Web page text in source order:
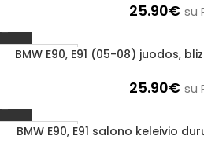
25.90€ su
1–3 D. D.
BMW E90, E91 (05-08) juodos,
25.90€ su
1–3 D. D.
BMW E90, E91 salono keleivio